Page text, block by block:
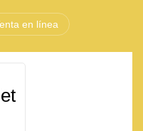
en línea